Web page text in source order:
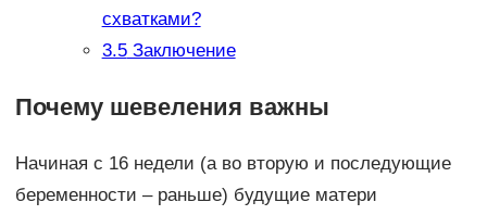
схватками?
3.5Заключение
Почему шевеления важны
Начиная с 16 недели (а во вторую и последующие
беременности – раньше) будущие матери